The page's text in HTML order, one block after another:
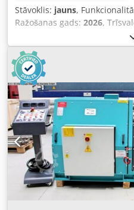
Stāvoklis: jauns,
Ražošanas gads: 2026,
liekšanas iekārta ESR 2020 x
valcēm paredzēta cilindrisku
ar dažādiem diametriem. Šī
liekšanai līdz 3,5 mm
augšējās valces diametrs ir
sērijas trīsvalču liekšanas
salīdzinoši vienkāršajai un
ir vispiemērotākās
jaudu un zemu cenu.
valču izvietojuma shēma
zobratu un ķēdes piedziņas
Augšējā valce griežas abos
un rotācijas mehānismu
regulēšana (manuāli)